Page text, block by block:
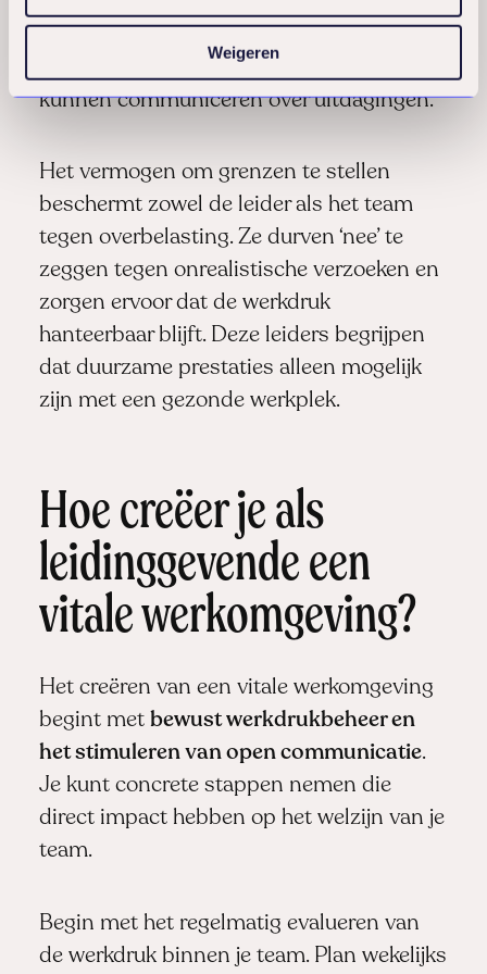
Weigeren
omgeving waarin medewerkers open
kunnen communiceren over uitdagingen.
Het vermogen om grenzen te stellen
beschermt zowel de leider als het team
tegen overbelasting. Ze durven ‘nee’ te
zeggen tegen onrealistische verzoeken en
zorgen ervoor dat de werkdruk
hanteerbaar blijft. Deze leiders begrijpen
dat duurzame prestaties alleen mogelijk
zijn met een gezonde werkplek.
Hoe creëer je als
leidinggevende een
vitale werkomgeving?
Het creëren van een vitale werkomgeving
begint met bewust werkdrukbeheer en
het stimuleren van open communicatie.
Je kunt concrete stappen nemen die
direct impact hebben op het welzijn van je
team.
Begin met het regelmatig evalueren van
de werkdruk binnen je team. Plan wekelijks